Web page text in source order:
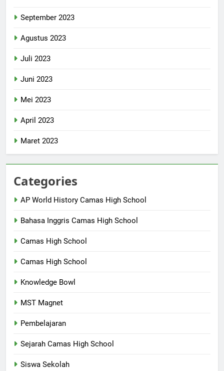
September 2023
Agustus 2023
Juli 2023
Juni 2023
Mei 2023
April 2023
Maret 2023
Categories
AP World History Camas High School
Bahasa Inggris Camas High School
Camas High School
Camas High School
Knowledge Bowl
MST Magnet
Pembelajaran
Sejarah Camas High School
Siswa Sekolah